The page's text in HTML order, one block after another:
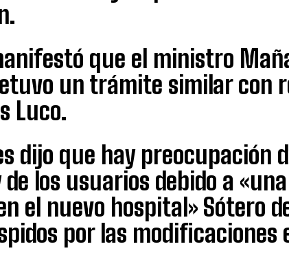
que el ministro
un trámite similar con
Luco.
dijo que hay preocupación
los usuarios debido a
el nuevo hospital» Sótero
por las modificaciones